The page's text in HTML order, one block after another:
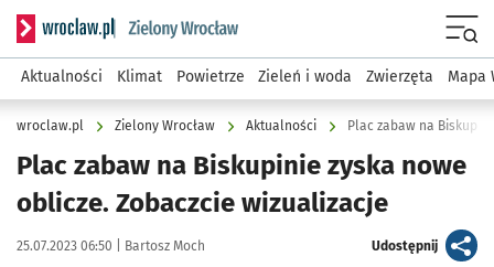
Serwis informacyjny wroclaw.pl podserwis: Środowisko we
Aktualności Klimat Powietrze Zieleń i woda Zwierzęta Mapa
wroclaw.pl Zielony Wrocław Aktualności Plac zabaw na
Plac zabaw na Biskupinie zyska nowe
oblicze. Zobaczcie wizualizacje
Data publikacji:
25.07.2023 06:50 | Autor:
Bartosz Moch Udostępnijartykuł